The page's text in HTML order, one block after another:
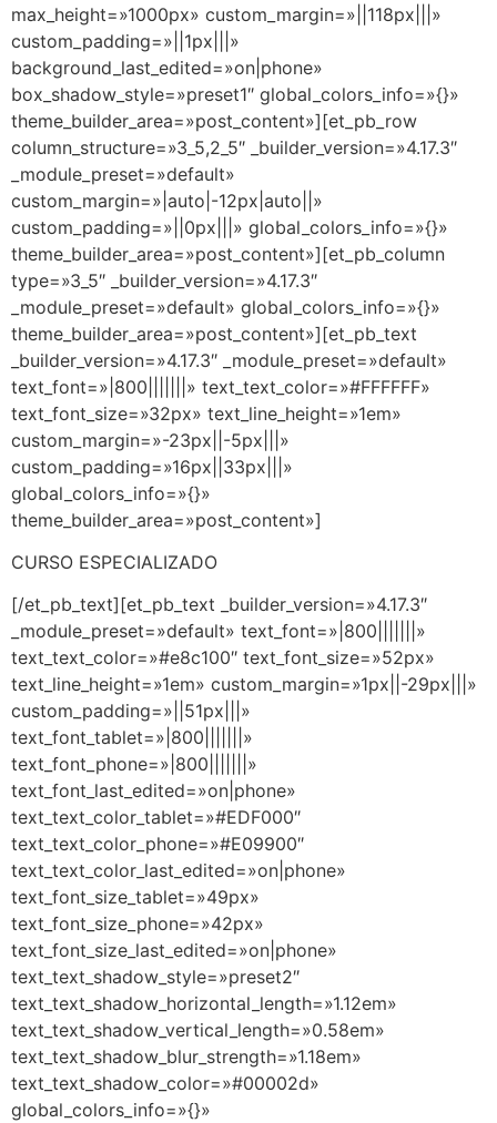
max_height=»1000px» custom_margin=»||118px|||»
custom_padding=»||1px|||»
background_last_edited=»on|phone»
box_shadow_style=»preset1″ global_colors_info=»{}»
theme_builder_area=»post_content»][et_pb_row
column_structure=»3_5,2_5″ _builder_version=»4.17.3″
_module_preset=»default»
custom_margin=»|auto|-12px|auto||»
custom_padding=»||0px|||» global_colors_info=»{}»
theme_builder_area=»post_content»][et_pb_column
type=»3_5″ _builder_version=»4.17.3″
_module_preset=»default» global_colors_info=»{}»
theme_builder_area=»post_content»][et_pb_text
_builder_version=»4.17.3″ _module_preset=»default»
text_font=»|800|||||||» text_text_color=»#FFFFFF»
text_font_size=»32px» text_line_height=»1em»
custom_margin=»-23px||-5px|||»
custom_padding=»16px||33px|||»
global_colors_info=»{}»
theme_builder_area=»post_content»]
CURSO ESPECIALIZADO
[/et_pb_text][et_pb_text _builder_version=»4.17.3″
_module_preset=»default» text_font=»|800|||||||»
text_text_color=»#e8c100″ text_font_size=»52px»
text_line_height=»1em» custom_margin=»1px||-29px|||»
custom_padding=»||51px|||»
text_font_tablet=»|800|||||||»
text_font_phone=»|800|||||||»
text_font_last_edited=»on|phone»
text_text_color_tablet=»#EDF000″
text_text_color_phone=»#E09900″
text_text_color_last_edited=»on|phone»
text_font_size_tablet=»49px»
text_font_size_phone=»42px»
text_font_size_last_edited=»on|phone»
text_text_shadow_style=»preset2″
text_text_shadow_horizontal_length=»1.12em»
text_text_shadow_vertical_length=»0.58em»
text_text_shadow_blur_strength=»1.18em»
text_text_shadow_color=»#00002d»
global_colors_info=»{}»